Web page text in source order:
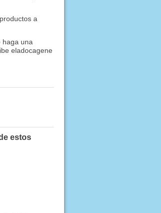
a
haga una
eladocagene
estos